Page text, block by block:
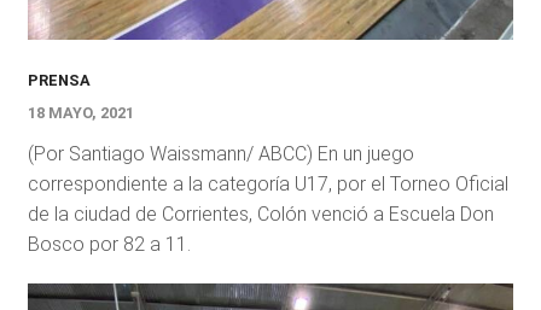
PRENSA
18 MAYO, 2021
(Por Santiago Waissmann/ ABCC) En un juego
correspondiente a la categoría U17, por el Torneo Oficial
de la ciudad de Corrientes, Colón venció a Escuela Don
Bosco por 82 a 11.